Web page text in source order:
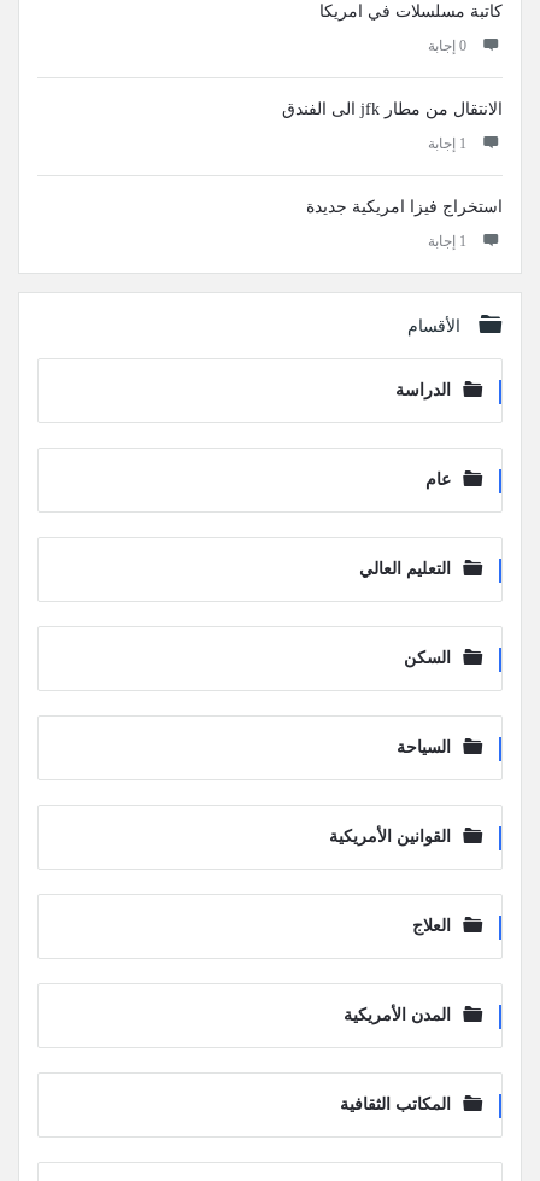
كاتبة مسلسلات في امريكا
‫0 إجابة
الانتقال من مطار jfk الى الفندق
‫1 إجابة
استخراج فيزا امريكية جديدة
‫1 إجابة
الأقسام
الدراسة
عام
التعليم العالي
السكن
السياحة
القوانين الأمريكية
العلاج
المدن الأمريكية
المكاتب الثقافية